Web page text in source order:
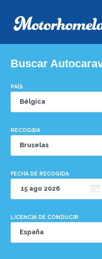
Buscar
PAÍS
RECOGIDA
FECHA DE RECOGIDA
LICENCIA DE CONDUCIR